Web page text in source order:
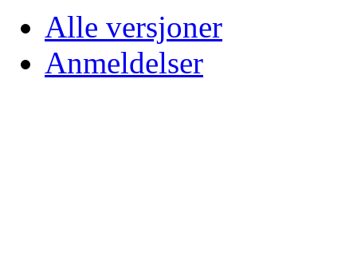
Alle versjoner
Anmeldelser